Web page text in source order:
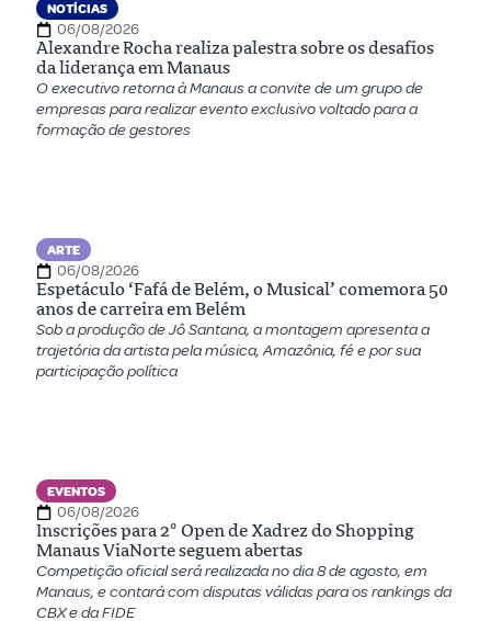
NOTÍCIAS
06/08/2026
Alexandre Rocha realiza palestra sobre os desafios
da liderança em Manaus
O executivo retorna à Manaus a convite de um grupo de
empresas para realizar evento exclusivo voltado para a
formação de gestores
ARTE
06/08/2026
Espetáculo ‘Fafá de Belém, o Musical’ comemora 50
anos de carreira em Belém
Sob a produção de Jô Santana, a montagem apresenta a
trajetória da artista pela música, Amazônia, fé e por sua
participação política
EVENTOS
06/08/2026
Inscrições para 2º Open de Xadrez do Shopping
Manaus ViaNorte seguem abertas
Competição oficial será realizada no dia 8 de agosto, em
Manaus, e contará com disputas válidas para os rankings da
CBX e da FIDE